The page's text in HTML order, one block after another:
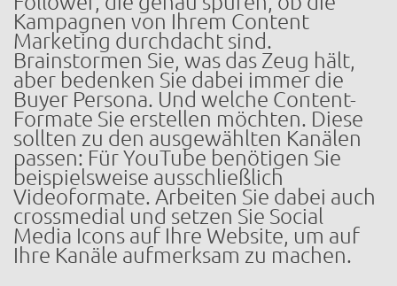
Kampagnen von Ihrem Content
Marketing durchdacht sind.
Brainstormen Sie, was das Zeug hält,
aber bedenken Sie dabei immer die
Buyer Persona. Und welche Content-
Formate Sie erstellen möchten. Diese
sollten zu den ausgewählten Kanälen
passen: Für YouTube benötigen Sie
beispielsweise ausschließlich
Videoformate. Arbeiten Sie dabei auch
crossmedial und setzen Sie Social
Media Icons auf Ihre Website, um auf
Ihre Kanäle aufmerksam zu machen.